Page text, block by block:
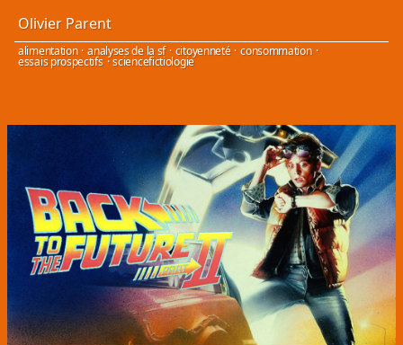
Olivier Parent
alimentation · analyses de la sf · citoyenneté · consommation ·
essais prospectifs · sciencefictiologie